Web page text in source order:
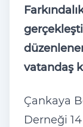
gerçekle
d
vatandaş
Çankaya
Derneği